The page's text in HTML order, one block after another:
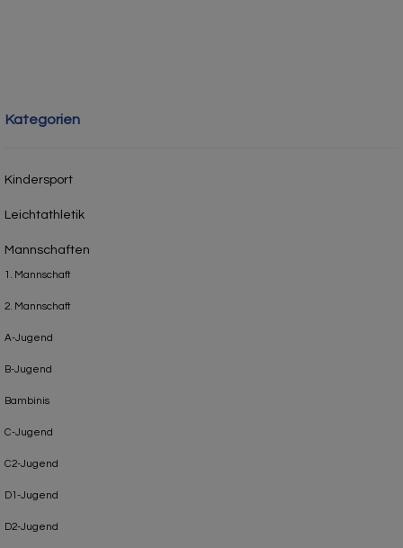
Kategorien
Kindersport
Leichtathletik
Mannschaften
1. Mannschaft
2. Mannschaft
A-Jugend
B-Jugend
Bambinis
C-Jugend
C2-Jugend
D1-Jugend
D2-Jugend